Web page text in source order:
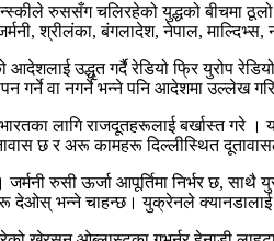
रुससँग चलिरहेको युद्धको
श्रीलंका, बंगलादेश, नेपाल, माल्दिभ्स,
आदेशलाई उद्धृत गर्दै रेडियो फ्रि युरोप
गर्ने वा नगर्ने भन्ने पनि आदेशमा उल्लेख
लागि राजदूतहरूलाई बर्खास्त
छ र अरू कामहरू दिल्लीस्थित
रुसी ऊर्जा आपूर्तिमा निर्भर छ,
देओस् भन्ने चाहन्छ। युक्रेनले